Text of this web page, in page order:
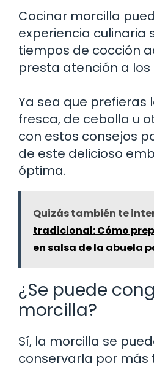
Cocinar morcilla
experiencia culinaria
tiempos de cocción
presta atención a los
Ya sea que prefieras
fresca, de cebolla u
con estos consejos
de este delicioso
óptima.
Quizás también te
tradicional: Cómo
en salsa de la abuela
¿Se puede
morcilla?
Sí, la morcilla se
conservarla por más